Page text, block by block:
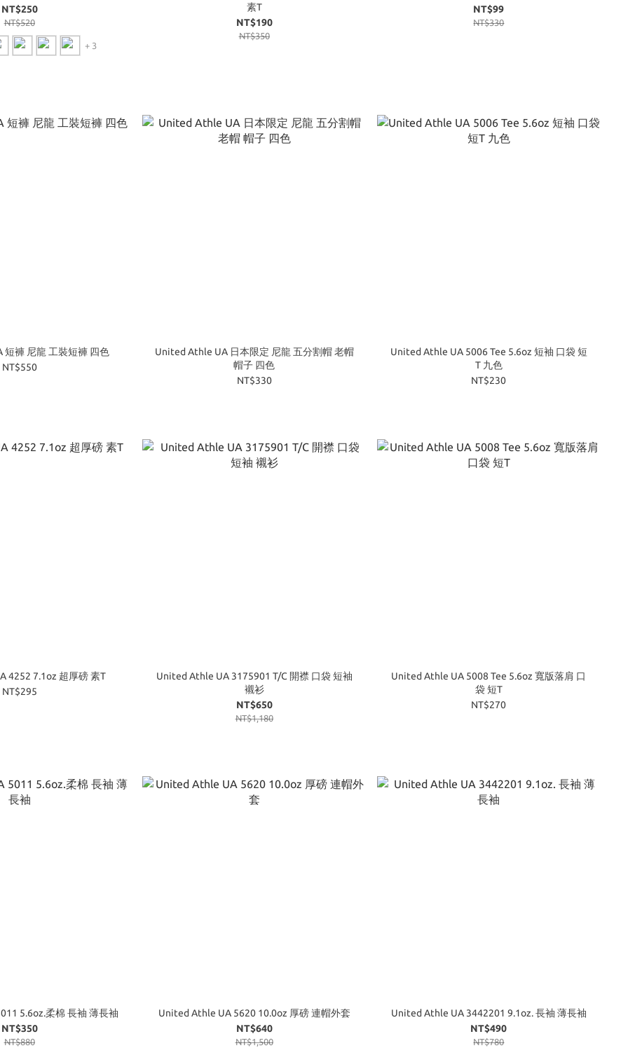
NT$250
NT$520
+ 3
素T
NT$190
NT$350
NT$99
NT$330
褲 尼龍 工裝短褲 四色
NT$550
United Athle UA 日本限定 尼龍 五分割帽 老帽
帽子 四色
NT$330
United Athle UA 5006 Tee 5.6oz 短袖 口袋 短
T 九色
NT$230
4252 7.1oz 超厚磅 素T
NT$295
United Athle UA 3175901 T/C 開襟 口袋 短袖
襯衫
NT$650
NT$1,180
United Athle UA 5008 Tee 5.6oz 寬版落肩 口
袋 短T
NT$270
5.6oz.柔棉 長袖 薄長袖
NT$350
NT$880
United Athle UA 5620 10.0oz 厚磅 連帽外套
NT$640
NT$1,500
United Athle UA 3442201 9.1oz. 長袖 薄長袖
NT$490
NT$780